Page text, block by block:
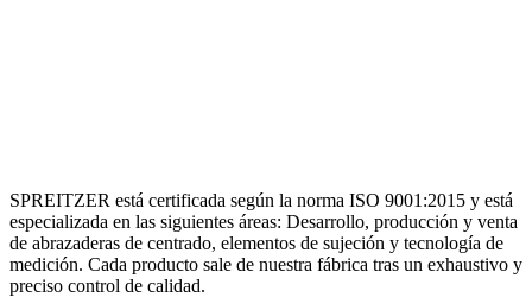
SPREITZER está certificada según la norma ISO 9001:2015 y está
especializada en las siguientes áreas: Desarrollo, producción y venta
de abrazaderas de centrado, elementos de sujeción y tecnología de
medición. Cada producto sale de nuestra fábrica tras un exhaustivo y
preciso control de calidad.